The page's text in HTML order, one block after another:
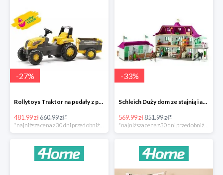
-27%
Rollytoys Traktor na pedały z przyczepą Farm Rolly Junior -27%
481.99 zł660.99 zł*
-33%
Schleich Duży dom ze stajnią i akcesoriami -33%
569.99 zł851.99 zł*